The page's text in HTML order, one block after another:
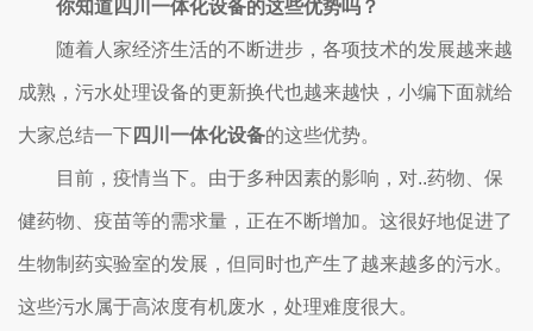
你知道四川一体化设备的这些优势吗？
随着人家经济生活的不断进步，各项技术的发展越来越
成熟，污水处理设备的更新换代也越来越快，小编下面就给
大家总结一下四川一体化设备的这些优势。
目前，疫情当下。由于多种因素的影响，对..药物、保
健药物、疫苗等的需求量，正在不断增加。这很好地促进了
生物制药实验室的发展，但同时也产生了越来越多的污水。
这些污水属于高浓度有机废水，处理难度很大。